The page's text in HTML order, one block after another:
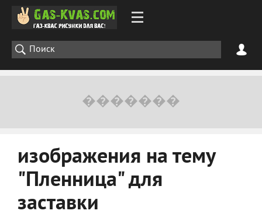
изображения на тему
"Пленница" для
заставки